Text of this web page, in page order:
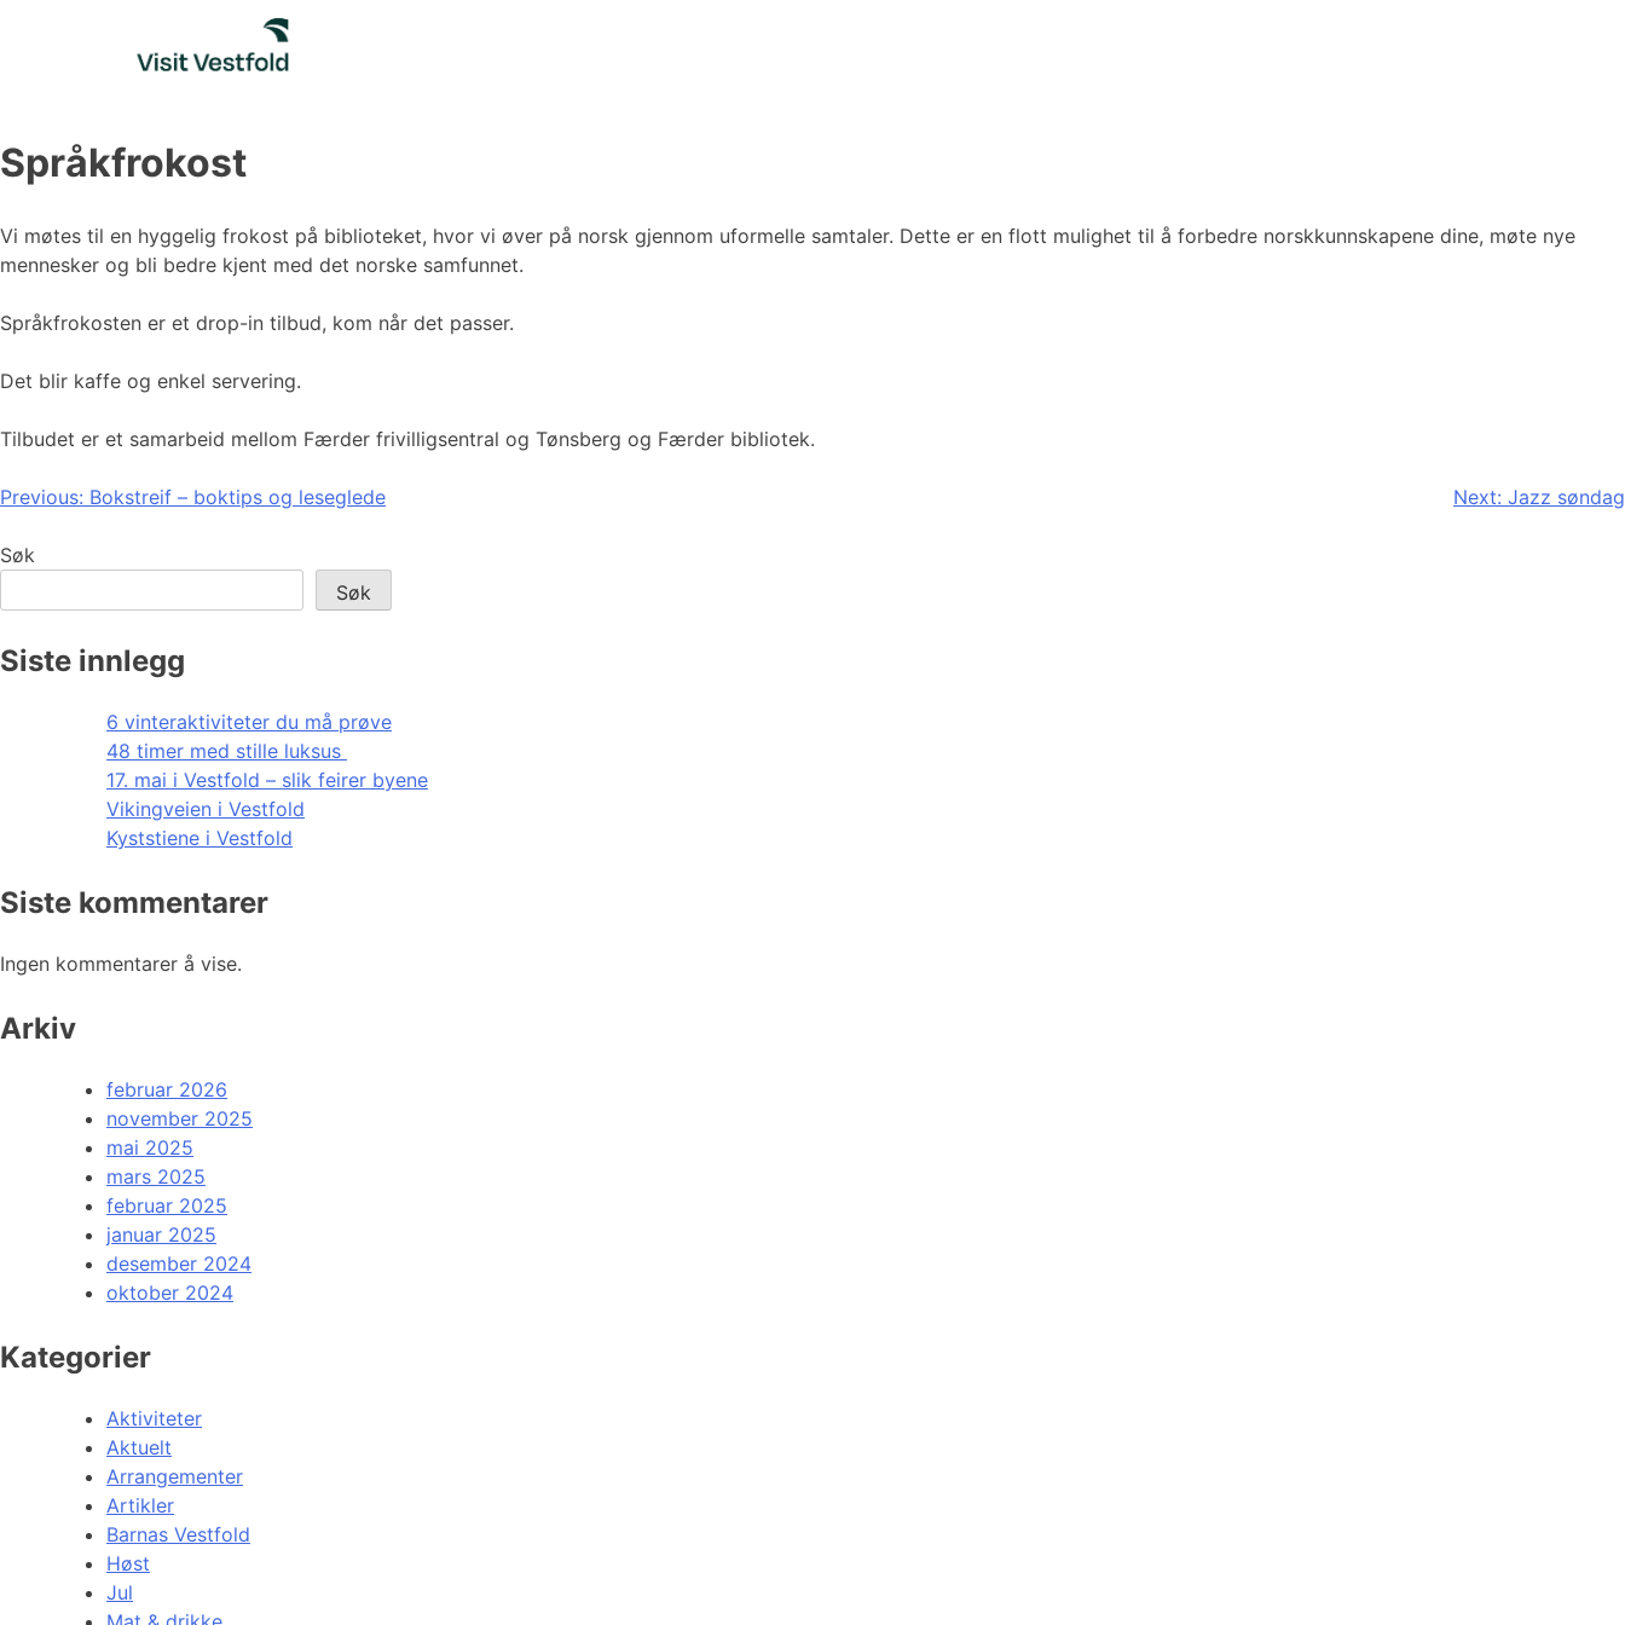
Språkfrokost
Vi møtes til en hyggelig frokost på biblioteket, hvor vi øver på norsk gjennom uformelle samtaler. Dette er en flott mulighet til å forbedre norskkunnskapene dine, møte nye
mennesker og bli bedre kjent med det norske samfunnet.
Språkfrokosten er et drop-in tilbud, kom når det passer.
Det blir kaffe og enkel servering.
Tilbudet er et samarbeid mellom Færder frivilligsentral og Tønsberg og Færder bibliotek.
Innleggsnavigasjon
Previous: Bokstreif – boktips og leseglede Next: Jazz søndag
Søk
Søk
Siste innlegg
6 vinteraktiviteter du må prøve
48 timer med stille luksus
17. mai i Vestfold – slik feirer byene
Vikingveien i Vestfold
Kyststiene i Vestfold
Siste kommentarer
Ingen kommentarer å vise.
Arkiv
februar 2026
november 2025
mai 2025
mars 2025
februar 2025
januar 2025
desember 2024
oktober 2024
Kategorier
Aktiviteter
Aktuelt
Arrangementer
Artikler
Barnas Vestfold
Høst
Jul